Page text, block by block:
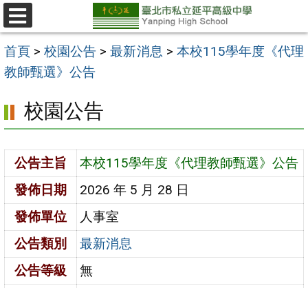
跳
至
主
要
區
選
單
首頁 >校園公告 >最新消息 > 本校115學年度《代理
教師甄選》公告
校園公告
公告主旨
本校115學年度《代理教師甄選》公告
發佈日期
2026 年 5 月 28 日
發佈單位
人事室
公告類別
最新消息
公告等級
無